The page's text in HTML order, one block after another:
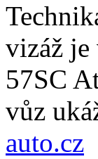
vizáž je
57SC
vůz
auto.cz